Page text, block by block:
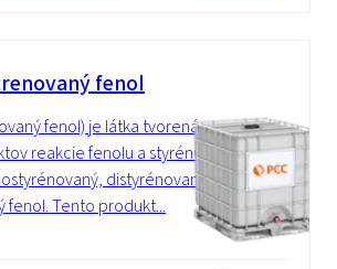
fenol
fenol) je látka tvorená
reakcie fenolu a styrénu
distyrénovaný
fenol. Tento produkt...